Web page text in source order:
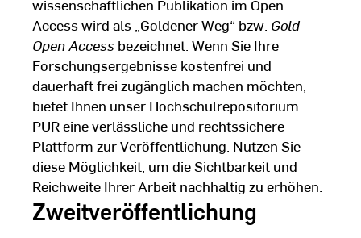
wissenschaftlichen Publikation im Open
Access wird als „Goldener Weg“ bzw. Gold
Open Access bezeichnet. Wenn Sie Ihre
Forschungsergebnisse kostenfrei und
dauerhaft frei zugänglich machen möchten,
bietet Ihnen unser Hochschulrepositorium
PUR eine verlässliche und rechtssichere
Plattform zur Veröffentlichung. Nutzen Sie
diese Möglichkeit, um die Sichtbarkeit und
Reichweite Ihrer Arbeit nachhaltig zu erhöhen.
Zweitveröffentlichung